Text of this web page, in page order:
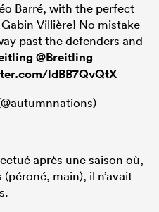
Barré, with the perfect
Villière! No mistake
past the defenders and
@Breitling
ldBB7QvQtX
après une saison où,
main), il n’avait